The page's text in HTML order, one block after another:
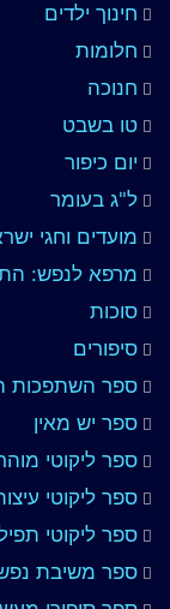
חינוך ילדים
חלומות
חנוכה
טו בשבט
יום כיפור
ל"ג בעומר
מועדים וחגי
מרפא לנפש:
סוכות
סיפורים
ספר השתפכות
ספר יש מאין
ספר ליקוטי
ספר ליקוטי
ספר ליקוטי
ספר משיבת